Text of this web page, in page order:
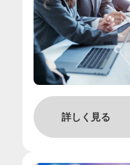
コンプライアンス
News
新着情報 詳しく見る